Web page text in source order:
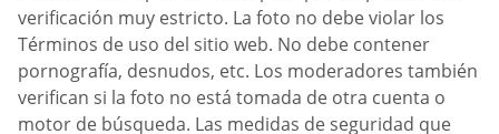
verificación muy estricto. La foto no debe violar los
Términos de uso del sitio web. No debe contener
pornografía, desnudos, etc. Los moderadores también
verifican si la foto no está tomada de otra cuenta o
motor de búsqueda. Las medidas de seguridad que